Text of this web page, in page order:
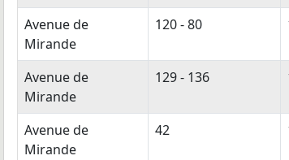
Avenue de
Mirande
120 - 80
Avenue de
Mirande
129 - 136
Avenue de
Mirande
42